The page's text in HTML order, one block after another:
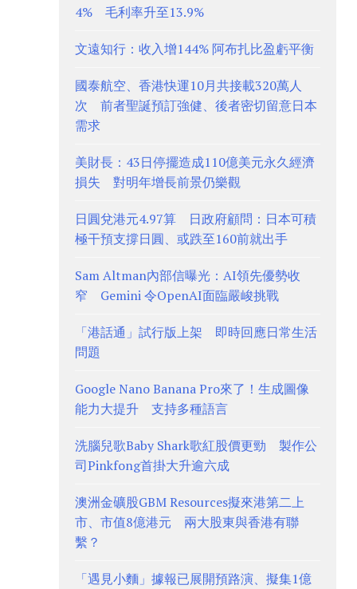
4% 毛利率升至13.9%
文遠知行：收入增144% 阿布扎比盈虧平衡
國泰航空、香港快運10月共接載320萬人
次 前者聖誕預訂強健、後者密切留意日本
需求
美財長：43日停擺造成110億美元永久經濟
損失 對明年增長前景仍樂觀
日圓兌港元4.97算 日政府顧問：日本可積
極干預支撐日圓、或跌至160前就出手
Sam Altman內部信曝光：AI領先優勢收
窄 Gemini 令OpenAI面臨嚴峻挑戰
「港話通」試行版上架 即時回應日常生活
問題
Google Nano Banana Pro來了！生成圖像
能力大提升 支持多種語言
洗腦兒歌Baby Shark歌紅股價更勁 製作公
司Pinkfong首掛大升逾六成
澳洲金礦股GBM Resources擬來港第二上
市、市值8億港元 兩大股東與香港有聯
繫？
「遇見小麵」據報已展開預路演、擬集1億